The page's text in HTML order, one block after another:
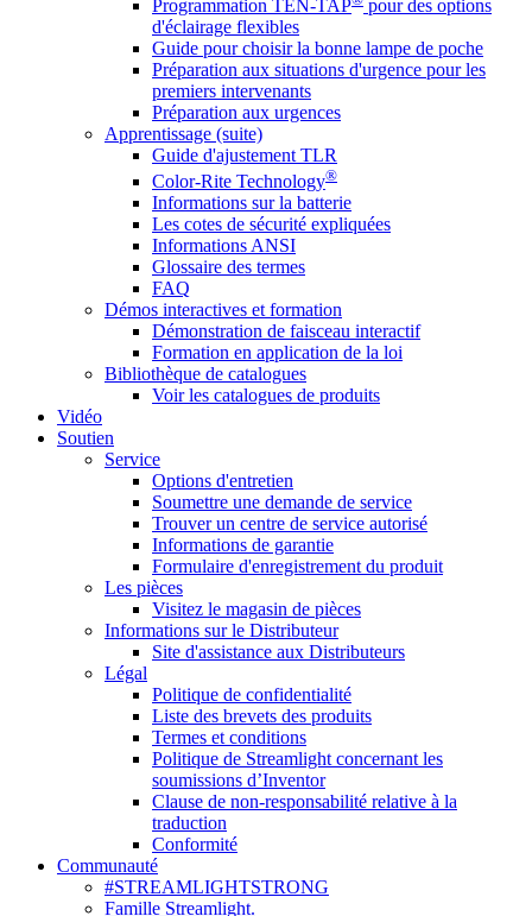
Programmation TEN-TAP
pour des options
d'éclairage flexibles
Guide pour choisir la bonne lampe de poche
Préparation aux situations d'urgence pour les
premiers intervenants
Préparation aux urgences
Apprentissage (suite)
Guide d'ajustement TLR
Color-Rite Technology®
Informations sur la batterie
Les cotes de sécurité expliquées
Informations ANSI
Glossaire des termes
FAQ
Démos interactives et formation
Démonstration de faisceau interactif
Formation en application de la loi
Bibliothèque de catalogues
Voir les catalogues de produits
Vidéo
Soutien
Service
Options d'entretien
Soumettre une demande de service
Trouver un centre de service autorisé
Informations de garantie
Formulaire d'enregistrement du produit
Les pièces
Visitez le magasin de pièces
Informations sur le Distributeur
Site d'assistance aux Distributeurs
Légal
Politique de confidentialité
Liste des brevets des produits
Termes et conditions
Politique de Streamlight concernant les
soumissions d’Inventor
Clause de non-responsabilité relative à la
traduction
Conformité
Communauté
#STREAMLIGHTSTRONG
Famille Streamlight.